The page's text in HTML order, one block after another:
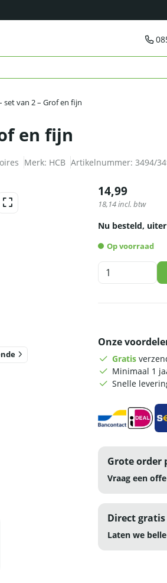
set van 2 – Grof en fijn
en fijn
Merk: HCB Artikelnummer: 3494/
14,99
18,14incl. btw
Nu besteld,
Op voorraad
HCB
Rasp
2
Grof
en
Onze
Gratis
Minimaal 1
Snelle
Grote order
Vraag een
Direct
Laten we